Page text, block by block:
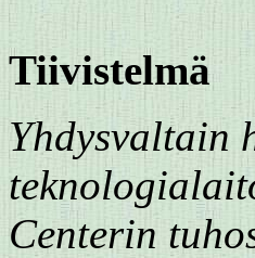
Tiivistelmä
Yhdysvaltain
Centerin